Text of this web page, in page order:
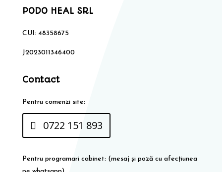
PODO HEAL SRL
CUI: 48358675
J2023011346400
Contact
Pentru comenzi site:
0722 151 893
Pentru programari cabinet: (mesaj și poză cu afecțiunea